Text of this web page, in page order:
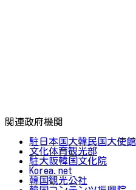
関連政府機関
駐日本国大韓民国大使館
文化体育観光部
駐大阪韓国文化院
Korea.net
韓国観光公社